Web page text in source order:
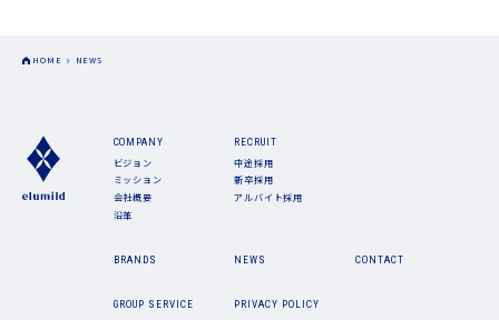
HOME NEWS
COMPANY
ビジョン
ミッション
会社概要
沿革
RECRUIT
中途採用
新卒採用
アルバイト採用
BRANDS NEWS CONTACT
GROUP SERVICE PRIVACY POLICY